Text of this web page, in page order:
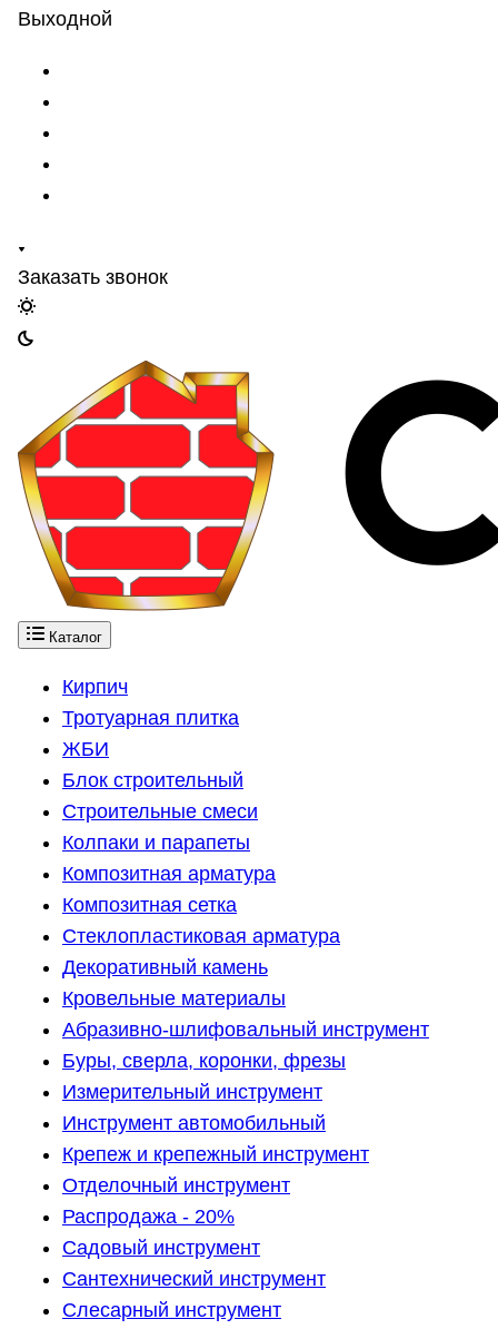
Выходной
Заказать звонок
Каталог
Кирпич
Тротуарная плитка
ЖБИ
Блок строительный
Строительные смеси
Колпаки и парапеты
Композитная арматура
Композитная сетка
Стеклопластиковая арматура
Декоративный камень
Кровельные материалы
Абразивно-шлифовальный инструмент
Буры, сверла, коронки, фрезы
Измерительный инструмент
Инструмент автомобильный
Крепеж и крепежный инструмент
Отделочный инструмент
Распродажа - 20%
Садовый инструмент
Сантехнический инструмент
Слесарный инструмент